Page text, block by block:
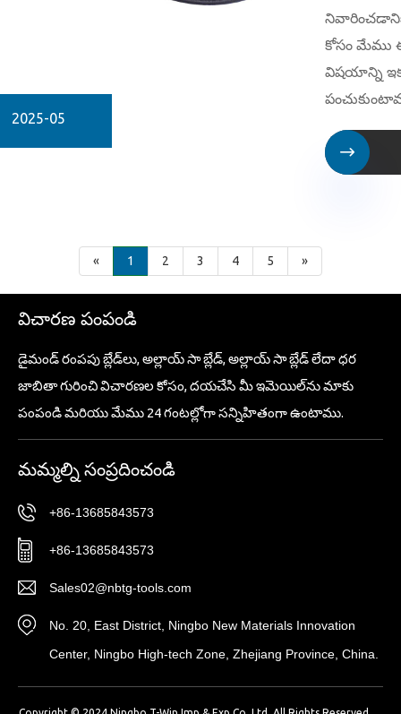
2025-05
నివారించడానికి
కోసం మేము
విషయాన్ని

« 1 2 3 4 5 »
విచారణ పంపండి
డైమండ్ రంపపు బ్లేడ్‌లు, అల్లాయ్ సా బ్లేడ్, అల్లాయ్ సా బ్లేడ్ లేదా ధర
జాబితా గురించి విచారణల కోసం, దయచేసి మీ ఇమెయిల్‌ను మాకు
పంపండి మరియు మేము 24 గంటల్లోగా సన్నిహితంగా ఉంటాము.
మమ్మల్ని సంప్రదించండి
+86-13685843573
+86-13685843573
Sales02@nbtg-tools.com
No. 20, East District, Ningbo New Materials Innovation
Center, Ningbo High-tech Zone, Zhejiang Province, China.